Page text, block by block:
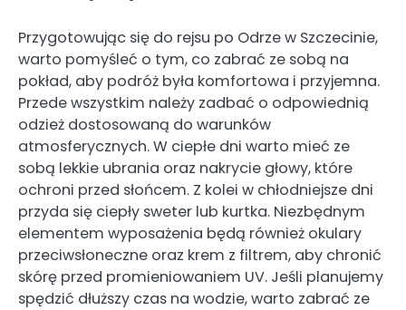
Przygotowując się do rejsu po Odrze w Szczecinie,
warto pomyśleć o tym, co zabrać ze sobą na
pokład, aby podróż była komfortowa i przyjemna.
Przede wszystkim należy zadbać o odpowiednią
odzież dostosowaną do warunków
atmosferycznych. W ciepłe dni warto mieć ze
sobą lekkie ubrania oraz nakrycie głowy, które
ochroni przed słońcem. Z kolei w chłodniejsze dni
przyda się ciepły sweter lub kurtka. Niezbędnym
elementem wyposażenia będą również okulary
przeciwsłoneczne oraz krem z filtrem, aby chronić
skórę przed promieniowaniem UV. Jeśli planujemy
spędzić dłuższy czas na wodzie, warto zabrać ze